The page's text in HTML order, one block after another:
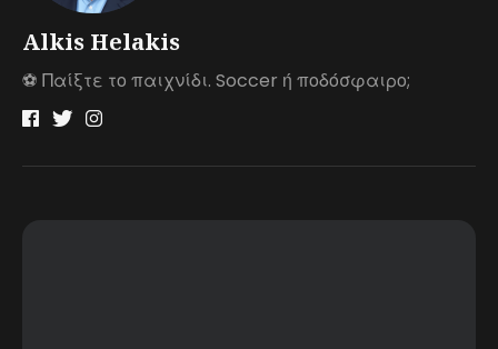
Alkis Helakis
⚽️ Παίξτε το παιχνίδι. Soccer ή ποδόσφαιρο;